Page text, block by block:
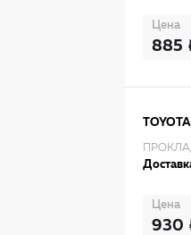
Цена
885
TOYOTA
Цена
930